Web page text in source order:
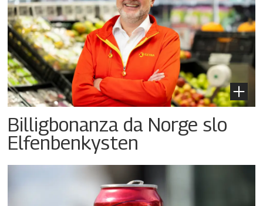
Billigbonanza da Norge slo
Elfenbenkysten